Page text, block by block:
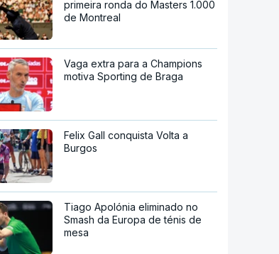
primeira ronda do Masters 1.000
de Montreal
Vaga extra para a Champions
motiva Sporting de Braga
Felix Gall conquista Volta a
Burgos
Tiago Apolónia eliminado no
Smash da Europa de ténis de
mesa